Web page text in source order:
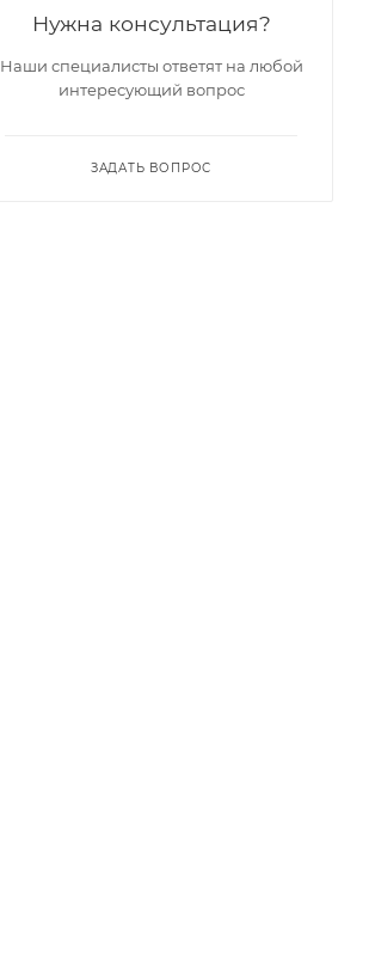
Нужна консультация?
Наши специалисты ответят на любой
интересующий вопрос
ЗАДАТЬ ВОПРОС